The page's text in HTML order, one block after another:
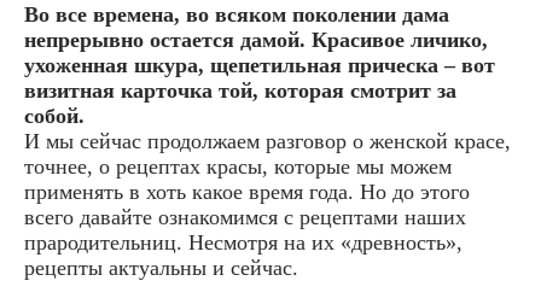
Во все времена, во всяком поколении дама
непрерывно остается дамой. Красивое личико,
ухоженная шкура, щепетильная прическа – вот
визитная карточка той, которая смотрит за
собой.
И мы сейчас продолжаем разговор о женской красе,
точнее, о рецептах красы, которые мы можем
применять в хоть какое время года. Но до этого
всего давайте ознакомимся с рецептами наших
прародительниц. Несмотря на их «древность»,
рецепты актуальны и сейчас.